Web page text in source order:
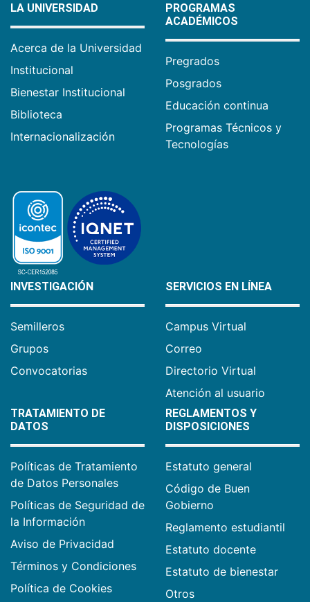
LA UNIVERSIDAD
Acerca de la Universidad
Institucional
Bienestar Institucional
Biblioteca
Internacionalización
PROGRAMAS
ACADÉMICOS
Pregrados
Posgrados
Educación continua
Programas Técnicos y
Tecnologías
INVESTIGACIÓN
Semilleros
Grupos
Convocatorias
SERVICIOS EN LÍNEA
Campus Virtual
Correo
Directorio Virtual
Atención al usuario
TRATAMIENTO DE
DATOS
Políticas de Tratamiento
de Datos Personales
Políticas de Seguridad de
la Información
Aviso de Privacidad
Términos y Condiciones
Política de Cookies
REGLAMENTOS Y
DISPOSICIONES
Estatuto general
Código de Buen
Gobierno
Reglamento estudiantil
Estatuto docente
Estatuto de bienestar
Otros